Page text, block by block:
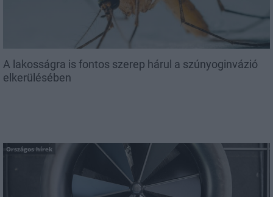
A lakosságra is fontos szerep hárul a szúnyoginvázió
elkerülésében
Országos hírek